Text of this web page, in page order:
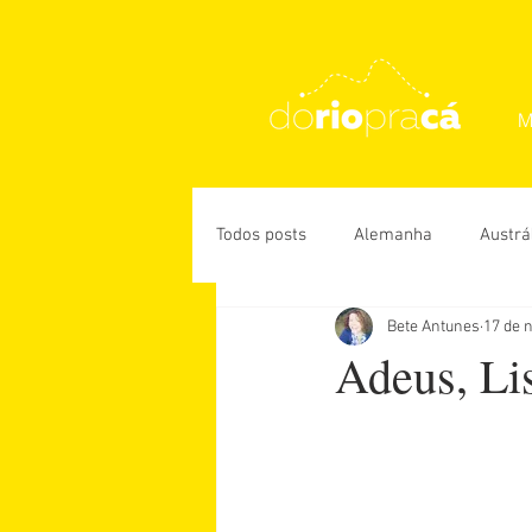
Todos posts Alemanha
Rio de Janeiro USA
Adeus,
Bete Antunes 17 de